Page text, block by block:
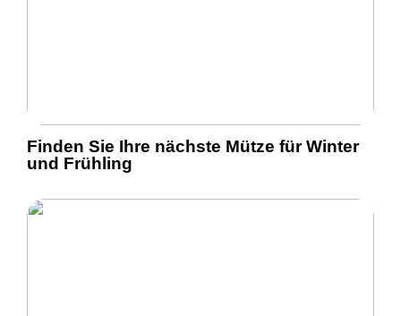
Finden Sie Ihre nächste Mütze für Winter
und Frühling